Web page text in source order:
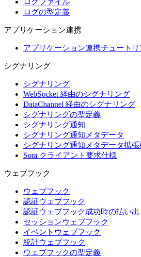
ログファイル
ログの型定義
アプリケーション連携
アプリケーション連携チュート
シグナリング
シグナリング
WebSocket 経由のシグナリング
DataChannel 経由のシグナリング
シグナリングの型定義
シグナリング通知
シグナリング通知メタデータ
シグナリング通知メタデータ拡
Sora クライアント要求仕様
ウェブフック
ウェブフック
認証ウェブフック
認証ウェブフック成功時の払い出
セッションウェブフック
イベントウェブフック
統計ウェブフック
ウェブフックの型定義